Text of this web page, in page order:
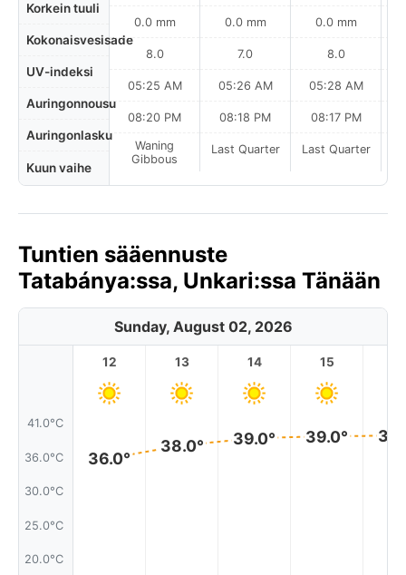
Korkein tuuli
Kokonaisvesisade
UV-indeksi
Auringonnousu
Auringonlasku
Kuun vaihe
0.0 mm
8.0
05:25 AM
08:20 PM
Waning
Gibbous
0.0 mm
7.0
05:26 AM
08:18 PM
Last Quarter
0.0 mm
8.0
05:28 AM
08:17 PM
Last Quarter
Tuntien sääennuste
Tatabánya:ssa, Unkari:ssa Tänään
Sunday, August 02, 2026
41.0°C
36.0°C
30.0°C
25.0°C
20.0°C
12
36.0°
13
38.0°
14
39.0°
15
39.0°